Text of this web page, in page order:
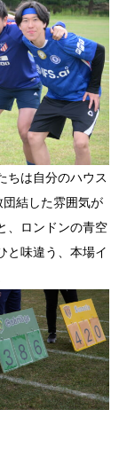
ちは自分のハウス
結した雰囲気が
、ロンドンの青空
と味違う、本場イ